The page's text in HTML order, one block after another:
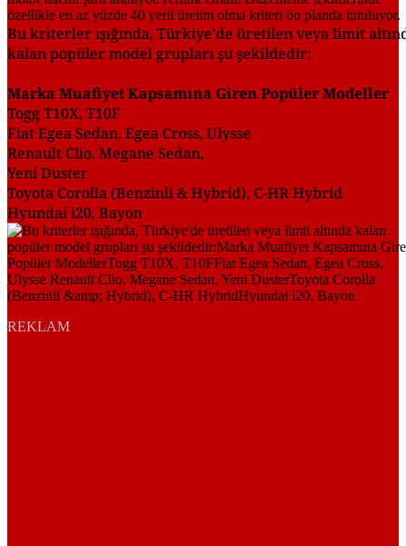
Bu kriterler ışığında, Türkiye'de üretilen veya limit
kalan popüler model grupları şu şekildedir:
Marka Muafiyet Kapsamına Giren Popüler Modeller
Togg T10X, T10F
Fiat Egea Sedan, Egea Cross, Ulysse
Renault Clio, Megane Sedan,
Yeni Duster
Toyota Corolla (Benzinli & Hybrid), C-HR Hybrid
Hyundai i20, Bayon
REKLAM